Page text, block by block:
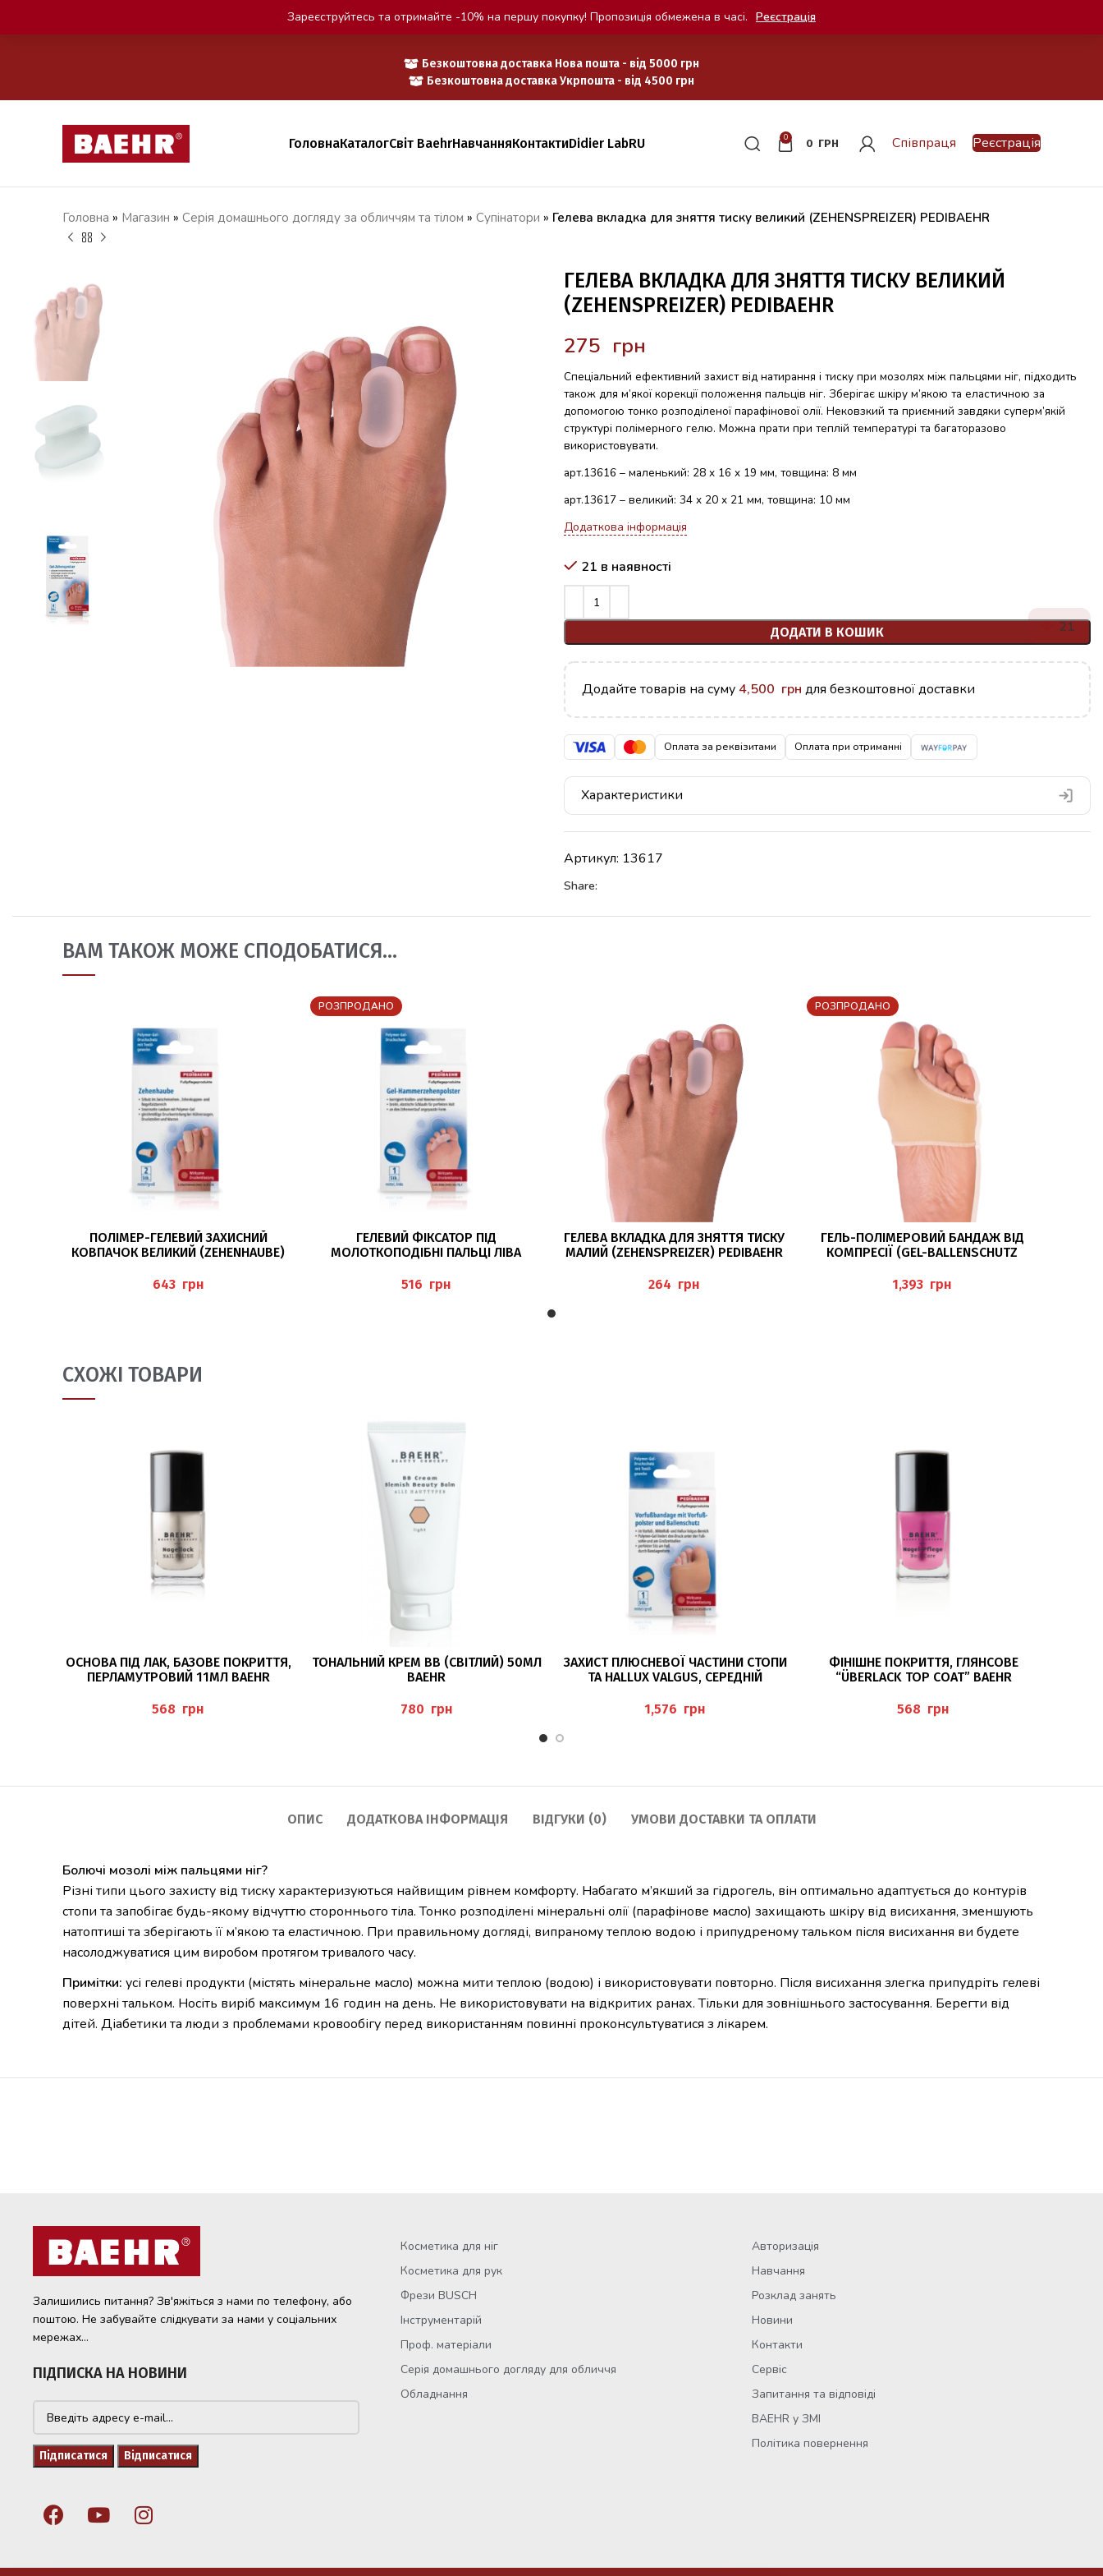
Безкоштовна доставка Нова пошта - від 5000 грн
Безкоштовна доставка Укрпошта - від 4500 грн
ГоловнаКаталогСвіт BaehrНавчанняКонтактиDidier LabRU 0
0 ГРН Співпраця Реєстрація
Головна » Магазин » Серія домашнього догляду за обличчям та тілом » Супінатори » Гелева вкладка для зняття тиску великий (ZEHENSPREIZER) PEDIBAEHR
ГЕЛЕВА ВКЛАДКА ДЛЯ ЗНЯТТЯ ТИСКУ ВЕЛИКИЙ
(ZEHENSPREIZER) PEDIBAEHR
грн
Спеціальний ефективний захист від натирання і тиску при мозолях між пальцями ніг, підходить
також для м’якої корекції положення пальців ніг. Зберігає шкіру м’якою та еластичною за
допомогою тонко розподіленої парафінової олії. Нековзкий та приємний завдяки суперм’якій
структурі полімерного гелю. Можна прати при теплій температурі та багаторазово
використовувати.
арт.13616 – маленький: 28 x 16 x 19 мм, товщина: 8 мм
арт.13617 – великий: 34 x 20 x 21 мм, товщина: 10 мм
Додаткова інформація
21 в наявності
ДОДАТИ В КОШИК 21
Додайте товарів на суму 4,500 грн для безкоштовної доставки
Оплата за реквізитами Оплата при отриманні
Характеристики
Артикул: 13617
Share:
ВАМ ТАКОЖ МОЖЕ СПОДОБАТИСЯ…
ДОДАТИ В КОШИК
ПОЛІМЕР-ГЕЛЕВИЙ ЗАХИСНИЙ
КОВПАЧОК ВЕЛИКИЙ (ZEHENHAUBE)
грн
РОЗПРОДАНО
ЧИТАТИ ДАЛІ
ГЕЛЕВИЙ ФІКСАТОР ПІД
МОЛОТКОПОДІБНІ ПАЛЬЦІ ЛІВА
грн
ДОДАТИ В КОШИК
ГЕЛЕВА ВКЛАДКА ДЛЯ ЗНЯТТЯ ТИСКУ
МАЛИЙ (ZEHENSPREIZER) PEDIBAEHR
грн
РОЗПРОДАНО
ЧИТАТИ ДАЛІ
ГЕЛЬ-ПОЛІМЕРОВИЙ БАНДАЖ ВІД
КОМПРЕСІЇ (GEL-BALLENSCHUTZ
грн
СХОЖІ ТОВАРИ
ДОДАТИ В КОШИК
ОСНОВА ПІД ЛАК, БАЗОВЕ ПОКРИТТЯ,
ПЕРЛАМУТРОВИЙ 11МЛ BAEHR
грн
ДОДАТИ В КОШИК
ТОНАЛЬНИЙ КРЕМ BB (СВІТЛИЙ) 50МЛ
BAEHR
грн
ДОДАТИ В КОШИК
ЗАХИСТ ПЛЮСНЕВОЇ ЧАСТИНИ СТОПИ
ТА HALLUX VALGUS, СЕРЕДНIЙ
VORFUSSPOLSTER UND
BALLENSCHUTZ MIT POLYMER-GEL)
грн
ДОДАТИ В КОШИК
ФІНІШНЕ ПОКРИТТЯ, ГЛЯНСОВЕ
“ÜBERLACK TOP COAT” BAEHR
грн
ОПИС ДОДАТКОВА ІНФОРМАЦІЯ ВІДГУКИ (0) УМОВИ ДОСТАВКИ ТА ОПЛАТИ
Болючі мозолі між пальцями ніг?
Різні типи цього захисту від тиску характеризуються найвищим рівнем комфорту. Набагато м’якший за гідрогель, він оптимально адаптується до контурів
стопи та запобігає будь-якому відчуттю стороннього тіла. Тонко розподілені мінеральні олії (парафінове масло) захищають шкіру від висихання, зменшують
натоптиші та зберігають її м’якою та еластичною. При правильному догляді, випраному теплою водою і припудреному тальком після висихання ви будете
насолоджуватися цим виробом протягом тривалого часу.
Примітки: усі гелеві продукти (містять мінеральне масло) можна мити теплою (водою) і використовувати повторно. Після висихання злегка припудріть гелеві
поверхні тальком. Носіть виріб максимум 16 годин на день. Не використовувати на відкритих ранах. Тільки для зовнішнього застосування. Берегти від
дітей. Діабетики та люди з проблемами кровообігу перед використанням повинні проконсультуватися з лікарем.
Залишились питання? Зв'яжіться з нами по телефону, або
поштою. Не забувайте слідкувати за нами у соціальних
мережах...
ПІДПИСКА НА НОВИНИ
Косметика для ніг
Косметика для рук
Фрези BUSCH
Інструментарій
Проф. матеріали
Серія домашнього догляду для обличчя
Обладнання
Авторизація
Навчання
Розклад занять
Новини
Контакти
Сервіс
Запитання та відповіді
BAEHR у ЗМІ
Політика повернення
Зареєструйтесь та отримайте -10% на першу покупку! Пропозиція обмежена в часі. Реєстрація